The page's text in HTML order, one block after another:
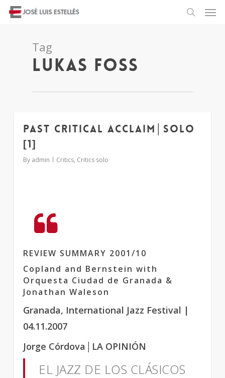
Tag
lukas foss
Past critical acclaim│solo
[1]
By admin Critics, Critics solo
REVIEW SUMMARY 2001/10
Copland and Bernstein with
Orquesta Ciudad de Granada &
Jonathan Waleson
Granada, International Jazz Festival |
04.11.2007
Jorge Córdova
LA OPINIÓN
EL JAZZ DE LOS CLÁSICOS
1